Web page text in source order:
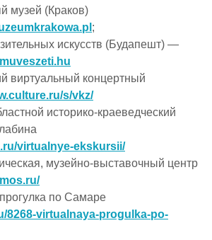
музей (Краков)
;
искусств (Будапешт) —
виртуальный концертный
s/vkz/
историко-краеведческий
virtualnye-ekskursii/
музейно-выставочный центр
по Самаре
8268-virtualnaya-progulka-po-